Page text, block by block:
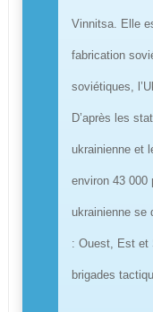
Vinnitsa. Elle
fabrication
soviétiques,
D’après les
ukrainienne et
environ 43 000
ukrainienne se
: Ouest, Est et
brigades